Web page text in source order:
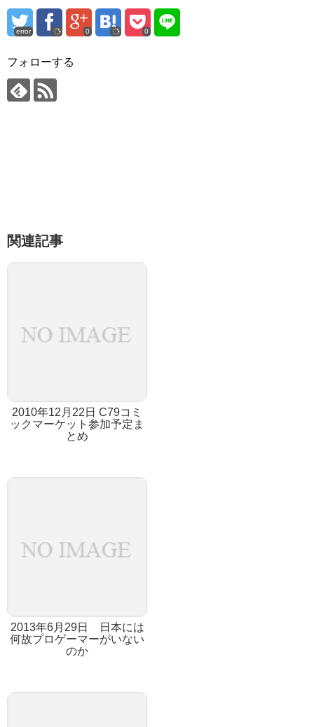
error 0 0
フォローする
関連記事
2010年12月22日 C79コミ
ックマーケット参加予定ま
とめ
2013年6月29日 日本には
何故プロゲーマーがいない
のか